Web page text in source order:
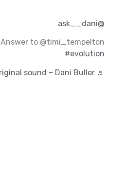
@ask__dani
Answer to @timi_tempelton על מצפון, מוסר ואבולוציה
#evolution
♬ original sound – Dani Buller